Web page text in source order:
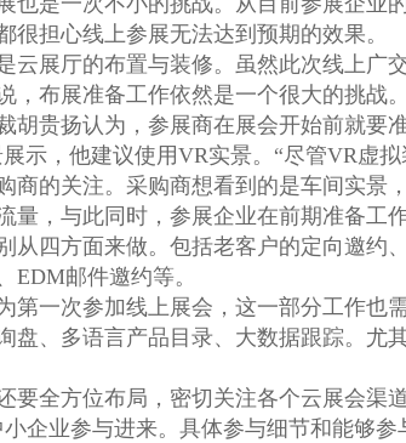
很担心线上参展无法达到预期的效果。
云展厅的布置与装修。虽然此次线上广
布展准备工作依然是一个很大的挑战。
胡贵扬认为，参展商在展会开始前就要
示，他建议使用VR实景。“尽管VR虚
商的关注。采购商想看到的是车间实景
量，与此同时，参展企业在前期准备工
从四方面来做。包括老客户的定向邀约
EDM邮件邀约等。
第一次参加线上展会，这一部分工作也
盘、多语言产品目录、大数据跟踪。尤
要全方位布局，密切关注各个云展会渠
企业参与进来。具体参与细节和能够